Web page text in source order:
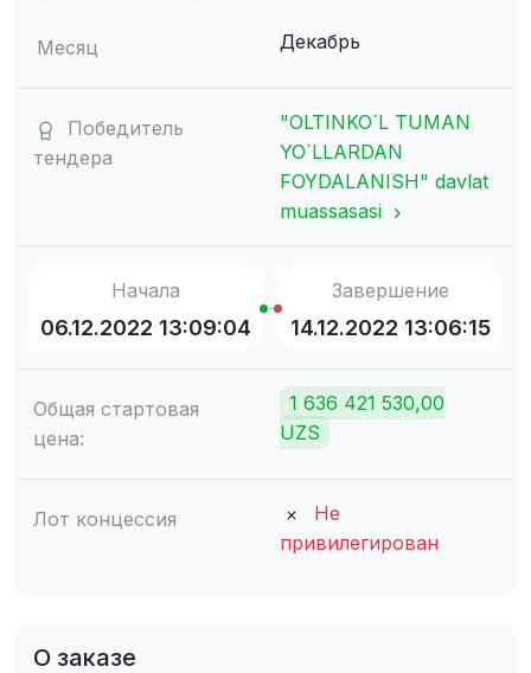
Месяц Декабрь
Победитель
тендера
"OLTINKO`L TUMAN
YO`LLARDAN
FOYDALANISH" davlat
muassasasi
Начала
06.12.2022 13:09:04
Завершение
14.12.2022 13:06:15
Общая стартовая
цена:
1 636 421 530,00
UZS
Лот концессия
Не
привилегирован
О заказе